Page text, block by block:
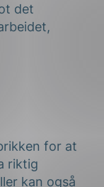
det
for at
riktig
kan også